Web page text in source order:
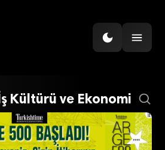
Kültürü ve Ekonomi